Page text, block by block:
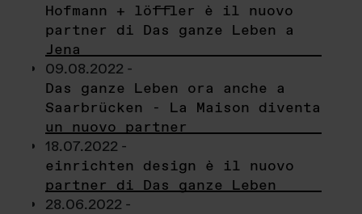
Hofmann + löffler è il nuovo
partner di Das ganze Leben a
Jena
09.08.2022 -
Das ganze Leben ora anche a
Saarbrücken - La Maison diventa
un nuovo partner
18.07.2022 -
einrichten design è il nuovo
partner di Das ganze Leben
28.06.2022 -